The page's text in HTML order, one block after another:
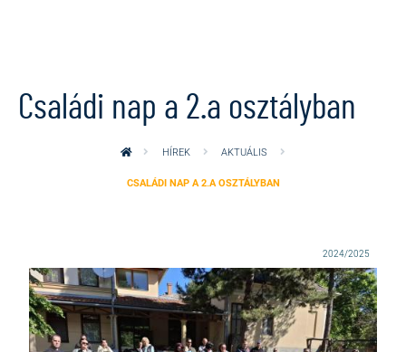
Családi nap a 2.a osztályban
HÍREK AKTUÁLIS
CSALÁDI NAP A 2.A OSZTÁLYBAN
2024/2025